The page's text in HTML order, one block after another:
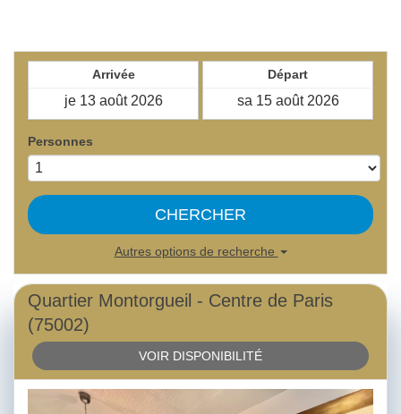
Arrivée Départ
Personnes
CHERCHER
Autres options de recherche
Quartier Montorgueil - Centre de Paris
(75002)
VOIR DISPONIBILITÉ